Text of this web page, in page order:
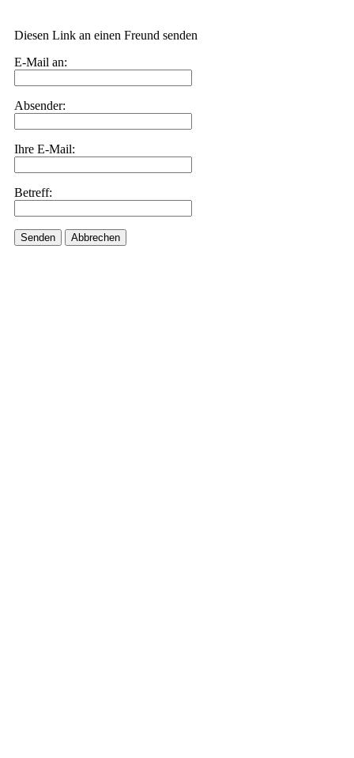
Diesen Link an einen Freund senden
E-Mail an:
Absender:
Ihre E-Mail:
Betreff:
Senden Abbrechen